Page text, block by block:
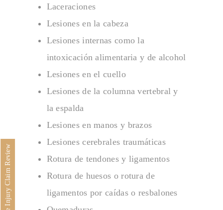
Free Injury Claim Review
Accidentes de Playa
Accidentes en Discotecas
Accidentes en Festivales
Accidentes en Restaurantes
ÁREAS DE PRÁCTICAS
ABOGADO DE INMIGRACIÓN
DERECHOS DEL EMPLEADO
DISCRIMINACIÓN DEL CONSUMIDOR
LITIGIOS ESTATALES Y FEDERALES
Asesores Legales Estratégicos Empresariales
BLOG DE LESIONES PERSONALES
NOTICIAS
Laceraciones
Lesiones en la cabeza
Lesiones internas como la
intoxicación alimentaria y de alcohol
Lesiones en el cuello
Lesiones de la columna vertebral y
la espalda
Lesiones en manos y brazos
Lesiones cerebrales traumáticas
Rotura de tendones y ligamentos
Rotura de huesos o rotura de
ligamentos por caídas o resbalones